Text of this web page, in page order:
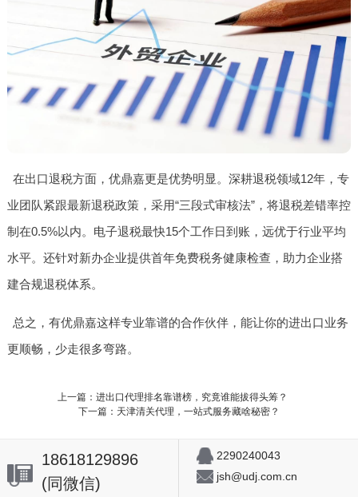
在出口退税方面，优鼎嘉更是优势明显。深耕退税领域12年，专
业团队紧跟最新退税政策，采用“三段式审核法”，将退税差错率控
制在0.5%以内。电子退税最快15个工作日到账，远优于行业平均
水平。还针对新办企业提供首年免费税务健康检查，助力企业搭
建合规退税体系。
总之，有优鼎嘉这样专业靠谱的合作伙伴，能让你的进出口业务
更顺畅，少走很多弯路。
上一篇：进出口代理排名靠谱榜，究竟谁能拔得头筹？
下一篇：天津清关代理，一站式服务藏啥秘密？
18618129896
(同微信)
2290240043
jsh@udj.com.cn